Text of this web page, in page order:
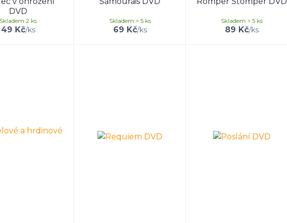
DVD
49 Kč/ks
Skladem 2 ks
69 Kč/ks
Skladem > 5 ks
89 Kč/ks
Skladem > 5 ks